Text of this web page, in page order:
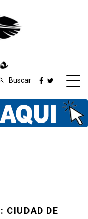
Buscar
CIUDAD DE